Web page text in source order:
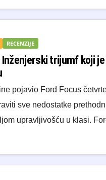
RECENZIJE
Inženjerski trijumf koji
pojavio Ford Focus
sve nedostatke
upravljivošću u klasi.